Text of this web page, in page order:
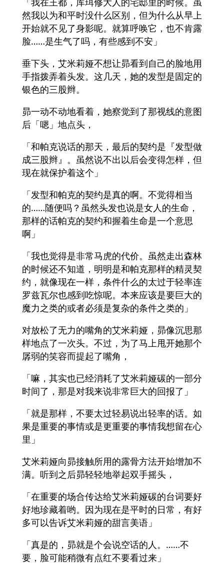
然我以为和平时没什么区别，但为什么从早上
开始就不见了身影呢。就算呼唤它，也不肯露
脸……是生气了吗，有些感到不安」
垂下头，艾米莉娅不想让昴看到自己的脸地用
手指拨弄着头发。这几天，她的发型是固定的
银色的三股辫。
昴一动不动地看着，她察觉到了那视线的意图
后「嗯」地点头，
「和帕克说话的那天，最后的契约是『发型做
成三股辫』。虽然说不出以后会变得怎样，但
现在就保护着这个」
「发型和帕克的契约是真的啊。不觉得相当
的……随便吗？虽然头发也说是女人的生命，
那样的话帕克的契约和握着生命是一个意思
啊」
「我也觉得是非常马虎的代价。虽然走出森林
的时候还不知道，明明是和帕克那样的精灵契
约，就像现在一样，条件什么的太过于轻率连
罗兹瓦尔也感到吃惊呢。本来应该是要巨大的
魔力之类的或者必须是复杂的条件之类的」
对放松了无力的嘴角的艾米莉娅，昴像沉思那
样地点了一次头。不过，为了马上甩开她那个
孱弱的笑容而提起了嘴角，
「嘛，其实也已经消耗了艾米莉娅碳的一部分
时间了，那是对我来说非常巨大的回报了」
「就是那样，不要太过轻易说出轻率的话。如
果是重要的事情或是更重要的事情我想留在心
里」
艾米莉娅向昴接触所用的露骨方法开始增加不
满。听到之后昴轻轻地举起双手摇头，
「在重要的场合传达给艾米莉娅碳的台词要好
好地珍藏着哟。因为现在是平时的日常，有好
多可以告诉艾米莉娅的甜言美语」
「真是的，昴就是个会说空话的人。……不
要，脸可能稍微有点红不要看过来」